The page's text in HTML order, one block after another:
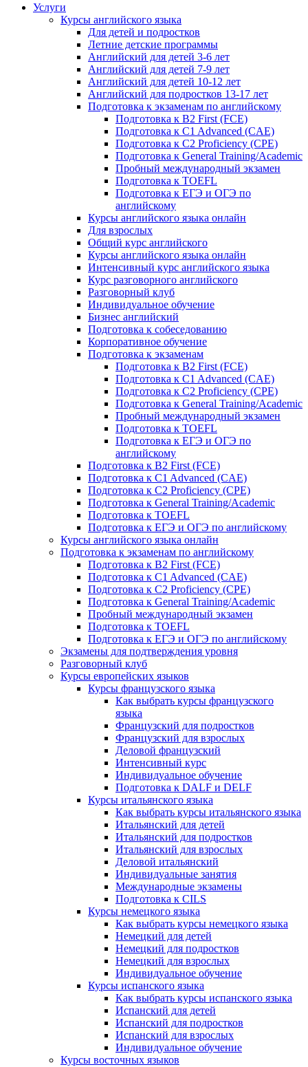
Услуги
Курсы английского языка
Для детей и подростков
Летние детские программы
Английский для детей 3-6 лет
Английский для детей 7-9 лет
Английский для детей 10-12 лет
Английский для подростков 13-17 лет
Подготовка к экзаменам по английскому
Подготовка к B2 First (FCE)
Подготовка к C1 Advanced (CAE)
Подготовка к C2 Proficiency (CPE)
Подготовка к General Training/Academic
Пробный международный экзамен
Подготовка к TOEFL
Подготовка к ЕГЭ и ОГЭ по
английскому
Курсы английского языка онлайн
Для взрослых
Общий курс английского
Курсы английского языка онлайн
Интенсивный курс английского языка
Курс разговорного английского
Разговорный клуб
Индивидуальное обучение
Бизнес английский
Подготовка к собеседованию
Корпоративное обучение
Подготовка к экзаменам
Подготовка к B2 First (FCE)
Подготовка к C1 Advanced (CAE)
Подготовка к C2 Proficiency (CPE)
Подготовка к General Training/Academic
Пробный международный экзамен
Подготовка к TOEFL
Подготовка к ЕГЭ и ОГЭ по
английскому
Подготовка к B2 First (FCE)
Подготовка к C1 Advanced (CAE)
Подготовка к C2 Proficiency (CPE)
Подготовка к General Training/Academic
Подготовка к TOEFL
Подготовка к ЕГЭ и ОГЭ по английскому
Курсы английского языка онлайн
Подготовка к экзаменам по английскому
Подготовка к B2 First (FCE)
Подготовка к C1 Advanced (CAE)
Подготовка к C2 Proficiency (CPE)
Подготовка к General Training/Academic
Пробный международный экзамен
Подготовка к TOEFL
Подготовка к ЕГЭ и ОГЭ по английскому
Экзамены для подтверждения уровня
Разговорный клуб
Курсы европейских языков
Курсы французского языка
Как выбрать курсы французского
языка
Французский для подростков
Французский для взрослых
Деловой французский
Интенсивный курс
Индивидуальное обучение
Подготовка к DALF и DELF
Курсы итальянского языка
Как выбрать курсы итальянского языка
Итальянский для детей
Итальянский для подростков
Итальянский для взрослых
Деловой итальянский
Индивидуальные занятия
Международные экзамены
Подготовка к CILS
Курсы немецкого языка
Как выбрать курсы немецкого языка
Немецкий для детей
Немецкий для подростков
Немецкий для взрослых
Индивидуальное обучение
Курсы испанского языка
Как выбрать курсы испанского языка
Испанский для детей
Испанский для подростков
Испанский для взрослых
Индивидуальное обучение
Курсы восточных языков